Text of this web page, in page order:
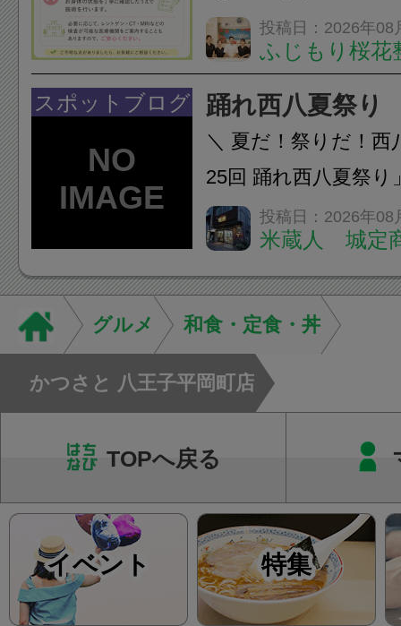
いなくても施術は受
A: はい、受けられま
態を丁寧に確認した
います。必要に応じ
ン・CT・MRIなどの
投稿日：2026年08
ふじもり桜花
スポットブログ 踊れ西八夏祭り
＼ 夏だ！祭りだ！西
25回 踊れ西八夏祭
てくる！ 伝統の【阿
情熱の【よさこいソ
結！数多くの団体が
店街を舞台に最高の
投稿日：2026年08
米蔵人 城定
グルメ 和食・定食・丼
かつさと 八王子平岡町店
TOPへ戻る
イベント 特集